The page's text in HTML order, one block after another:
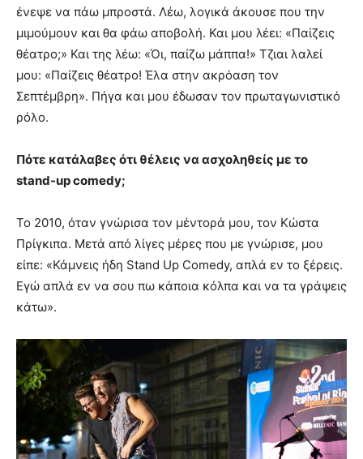
ένεψε να πάω μπροστά. Λέω, λογικά άκουσε που την
μιμούμουν και θα φάω αποβολή. Και μου λέει: «Παίζεις
θέατρο;» Και της λέω: «Όι, παίζω μάππα!» Τζιαι λαλεί
μου: «Παίζεις θέατρο! Έλα στην ακρόαση τον
Σεπτέμβρη». Πήγα και μου έδωσαν τον πρωταγωνιστικό
ρόλο.
Πότε κατάλαβες ότι θέλεις να ασχοληθείς με το
stand-up comedy;
Το 2010, όταν γνώρισα τον μέντορά μου, τον Κώστα
Πρίγκιπα. Μετά από λίγες μέρες που με γνώρισε, μου
είπε: «Κάμνεις ήδη Stand Up Comedy, απλά εν το ξέρεις.
Εγώ απλά εν να σου πω κάποια κόλπα και να τα γράψεις
κάτω».